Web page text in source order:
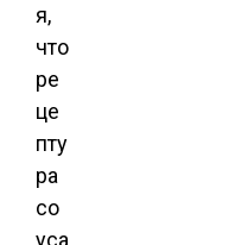
я,
что
ре
це
пту
ра
со
уса